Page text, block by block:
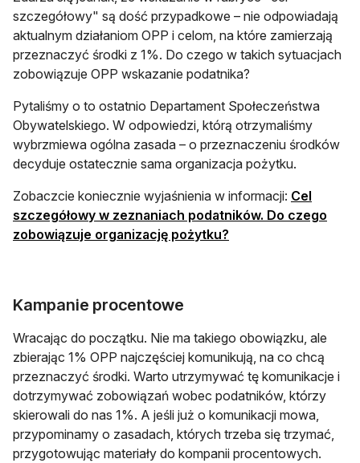
szczegółowy" są dość przypadkowe – nie odpowiadają
aktualnym działaniom OPP i celom, na które zamierzają
przeznaczyć środki z 1%. Do czego w takich sytuacjach
zobowiązuje OPP wskazanie podatnika?
Pytaliśmy o to ostatnio Departament Społeczeństwa
Obywatelskiego. W odpowiedzi, którą otrzymaliśmy
wybrzmiewa ogólna zasada – o przeznaczeniu środków
decyduje ostatecznie sama organizacja pożytku.
Zobaczcie koniecznie wyjaśnienia w informacji: Cel
szczegółowy w zeznaniach podatników. Do czego
zobowiązuje organizację pożytku?
Kampanie procentowe
Wracając do początku. Nie ma takiego obowiązku, ale
zbierając 1% OPP najczęściej komunikują, na co chcą
przeznaczyć środki. Warto utrzymywać tę komunikacje i
dotrzymywać zobowiązań wobec podatników, którzy
skierowali do nas 1%. A jeśli już o komunikacji mowa,
przypominamy o zasadach, których trzeba się trzymać,
przygotowując materiały do kompanii procentowych.